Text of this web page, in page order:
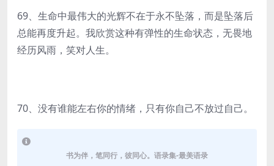
69、生命中最伟大的光辉不在于永不坠落，而是坠落后
总能再度升起。我欣赏这种有弹性的生命状态，无畏地
经历风雨，笑对人生。
70、没有谁能左右你的情绪，只有你自己不放过自己。
书为伴，笔同行，彼同心。语录集-最美语录